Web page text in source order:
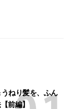
ねり髪を、ふん
前編】